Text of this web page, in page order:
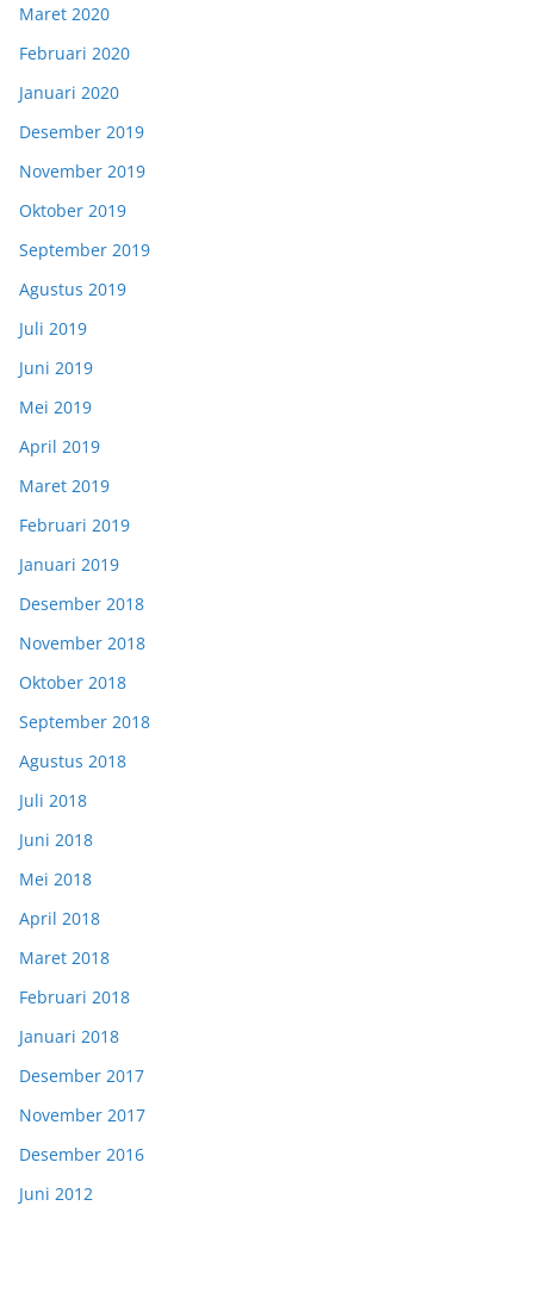
Maret 2020
Februari 2020
Januari 2020
Desember 2019
November 2019
Oktober 2019
September 2019
Agustus 2019
Juli 2019
Juni 2019
Mei 2019
April 2019
Maret 2019
Februari 2019
Januari 2019
Desember 2018
November 2018
Oktober 2018
September 2018
Agustus 2018
Juli 2018
Juni 2018
Mei 2018
April 2018
Maret 2018
Februari 2018
Januari 2018
Desember 2017
November 2017
Desember 2016
Juni 2012